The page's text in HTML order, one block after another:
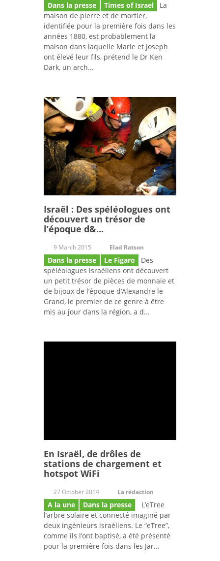
Dans la presse Times of Israel
La
maison de pierre et de mortier,
identifiée pour la première fois dans les
années 1880, est probablement la
maison dans laquelle Marie et Joseph
ont élevé leur fils, prétend le Dr Ken
Dark, un arch...
Israël : Des spéléologues ont
découvert un trésor de
l’époque d&...
9 March 2015 Elad Ratson
Dans la presse Le Figaro
Des
spéléologues israéliens ont découvert
un petit trésor de pièces de monnaie et
de bijoux de l’époque d’Alexandre le
Grand, le premier de ce genre à être
mis au jour dans la région, a d...
En Israël, de drôles de
stations de chargement et
hotspot WiFi
27 October 2014 La rédaction
A la une Dans la presse
L’eTree
l’arbre solaire et connecté imaginé par
deux ingénieurs israéliens. Le “eTree”,
comme ils l’ont baptisé, a été présenté
pour la première fois dans les Jar...